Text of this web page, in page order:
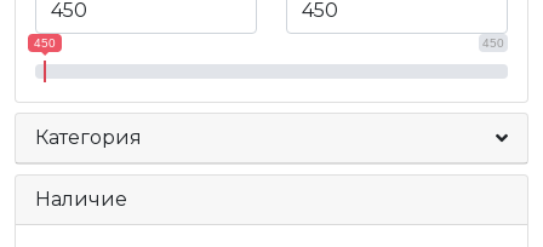
450
450
Наличие
Категория